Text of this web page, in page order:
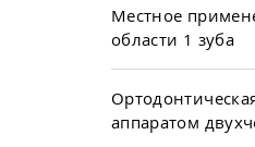
Местное
области 1 зуба
аппаратом